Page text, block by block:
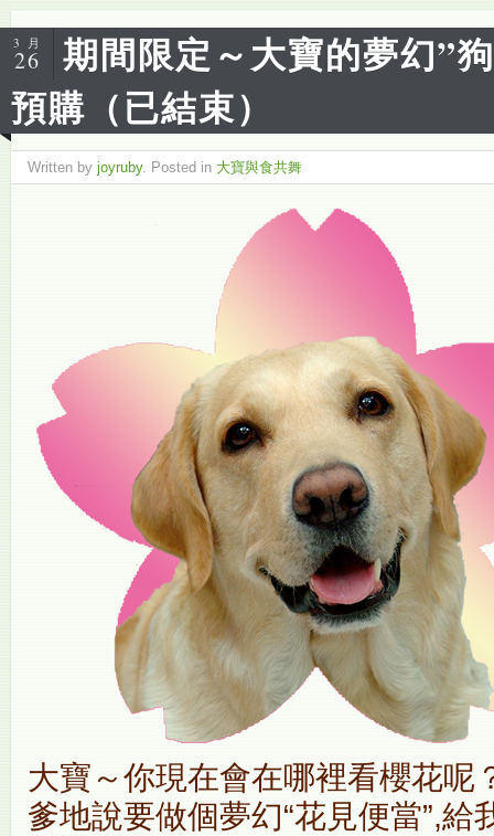
3 月
26
期間限定～大寶的夢幻”
預購（已結束）
Written by joyruby. Posted in 大寶與食共舞
大寶～你現在會在哪裡看櫻花呢
爹地說要做個夢幻“花見便當”,